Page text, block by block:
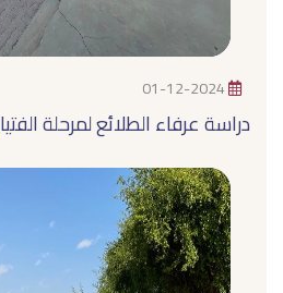
01-12-2024
دراسة عرفاء الطلائع لمرحلة